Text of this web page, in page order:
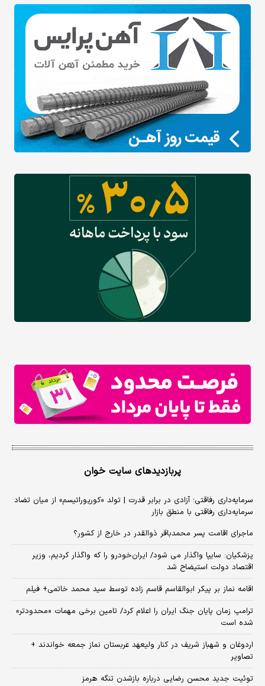
پربازدیدهای سایت خوان
سرمایه‌داری رفاقتی؛ آزادی در برابر قدرت | تولد «کورپوراتیسم» از میان تضاد
سرمایه‌داری رفاقتی با منطق بازار
ماجرای اقامت پسر محمدباقر ذوالقدر در خارج از کشور؟
پزشکیان: سایپا واگذار می شود/ ایران‌خودرو را که واگذار کردیم، وزیر
اقتصاد دولت استیضاح شد
اقامه نماز بر پیکر ابوالقاسم قاسم زاده توسط سید محمد خاتمی+ فیلم
ترامپ زمان پایان جنگ ایران را اعلام کرد/ تامین برخی مهمات «محدودتر»
شده است
اردوغان و شهباز شریف در کنار ولیعهد عربستان نماز جمعه خواندند +
تصاویر
توئیت جدید محسن رضایی درباره بازشدن تنگه هرمز